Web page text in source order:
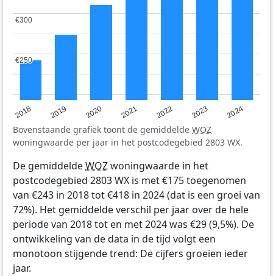
2018 2019 2020 2021 2022 2023 2024
€250
€250
€300
€300
Bovenstaande grafiek toont de gemiddelde WOZ
woningwaarde per jaar in het postcodegebied 2803 WX.
De gemiddeldeWOZwoningwaarde in het
postcodegebied 2803 WX is met €175 toegenomen
van €243 in 2018 tot €418 in 2024 (dat is een groei van
72%). Het gemiddelde verschil per jaar over de hele
periode van 2018 tot en met 2024 was €29 (9,5%). De
ontwikkeling van de data in de tijd volgt een
monotoon stijgende trend: De cijfers groeien ieder
jaar.